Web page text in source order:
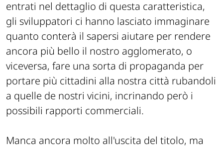
entrati nel dettaglio di questa caratteristica,
gli sviluppatori ci hanno lasciato immaginare
quanto conterà il sapersi aiutare per rendere
ancora più bello il nostro agglomerato, o
viceversa, fare una sorta di propaganda per
portare più cittadini alla nostra città rubandoli
a quelle de nostri vicini, incrinando però i
possibili rapporti commerciali.
Manca ancora molto all'uscita del titolo, ma